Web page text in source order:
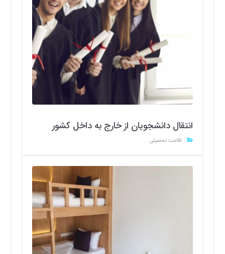
انتقال دانشجویان از خارج به داخل کشور
اقامت تحصیلی